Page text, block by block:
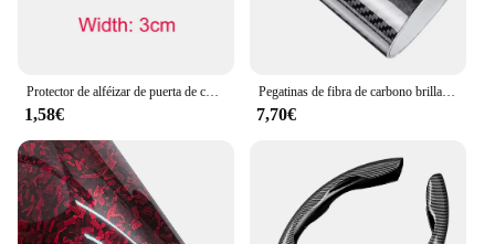
1,58€
Pegatinas de fibra de carbono brillante para coche, película de envoltura de vinilo para motocicleta, accesorios decorativos para coche, 2D, 3D, 4D, 5D, 6D
7,70€